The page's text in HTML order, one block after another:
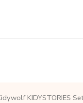
KIDYSTORIES